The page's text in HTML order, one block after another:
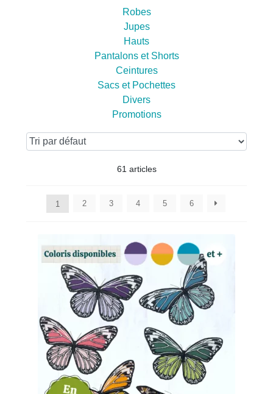
Robes
Jupes
Hauts
Pantalons et Shorts
Ceintures
Sacs et Pochettes
Divers
Promotions
61 articles
1 2 3 4 5 6